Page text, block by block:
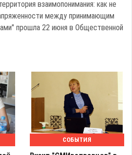
взаимопонимания: как не
между принимающим
прошла 22 июня в Общественной
СОБЫТИЯ